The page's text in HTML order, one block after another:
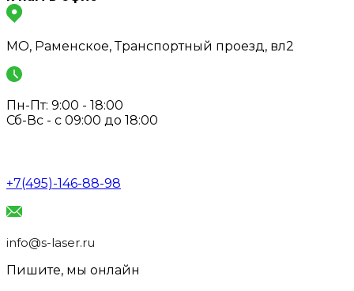
МО, Раменское, Транспортный проезд, вл2
Пн-Пт: 9:00 - 18:00
Сб-Вс - с 09:00 до 18:00
+7(495)-146-88-98
info@s-laser.ru
Пишите, мы онлайн